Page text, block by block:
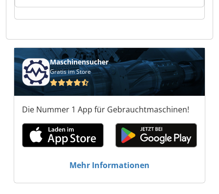
Werkzeugmaschinen SH-Werkzeugmaschinen
SH-Werkzeugmaschinen SH-
SH-Werkzeugmaschinen SH-
Werkzeugmaschinen SH-Werkzeugmaschinen
SH-Werkzeugmaschinen SH-
Werkzeugmaschinen SH-Werkzeugmaschinen
SH-Werkzeugmaschinen SH-
Werkzeugmaschinen
Maschinensucher
Gratis im Store
Die Nummer 1 App für Gebrauchtmaschinen!
Mehr Informationen